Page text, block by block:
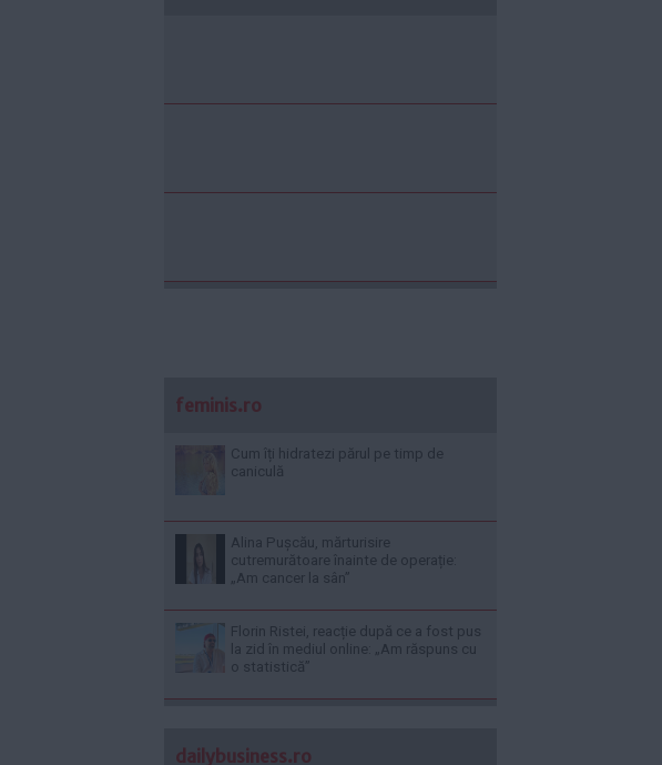
feminis.ro
Cum îți hidratezi părul pe timp de
caniculă
Alina Pușcău, mărturisire
cutremurătoare înainte de operație:
„Am cancer la sân”
Florin Ristei, reacție după ce a fost pus
la zid în mediul online: „Am răspuns cu
o statistică”
dailybusiness.ro